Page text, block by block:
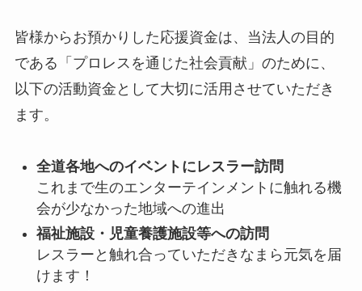
皆様からお預かりした応援資金は、当法人の目的
である「プロレスを通じた社会貢献」のために、
以下の活動資金として大切に活用させていただき
ます。
全道各地へのイベントにレスラー訪問
これまで生のエンターテインメントに触れる機
会が少なかった地域への進出
福祉施設・児童養護施設等への訪問
レスラーと触れ合っていただきなまら元気を届
けます！